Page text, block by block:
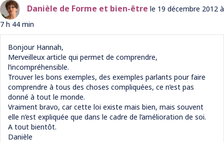
Danièle de Forme et bien-être le 19 décembre 2012 à
7 h 44 min
Bonjour Hannah,
Merveilleux article qui permet de comprendre,
l’incompréhensible.
Trouver les bons exemples, des exemples parlants pour faire
comprendre à tous des choses compliquées, ce n’est pas
donné à tout le monde.
Vraiment bravo, car cette loi existe mais bien, mais souvent
elle n’est expliquée que dans le cadre de l’amélioration de soi.
A tout bientôt.
Danièle